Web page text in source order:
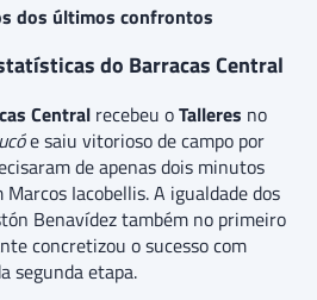
dos últimos confrontos
do Barracas Central
Central recebeu oTalleres no
e saiu vitorioso de campo por
de apenas dois minutos
Iacobellis. A igualdade dos
Benavídez também no primeiro
concretizou o sucesso com
segunda etapa.